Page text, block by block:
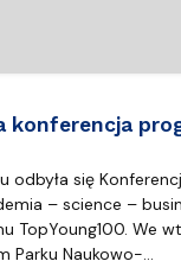
konferencja
odbyła się
– science –
TopYoung100. We
Parku Naukowo-…